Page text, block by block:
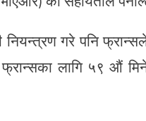
नियन्त्रण गरे पनि
लागि ५९ औं